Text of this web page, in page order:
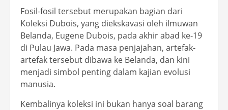
Fosil-fosil tersebut merupakan bagian dari
Koleksi Dubois, yang diekskavasi oleh ilmuwan
Belanda, Eugene Dubois, pada akhir abad ke-19
di Pulau Jawa. Pada masa penjajahan, artefak-
artefak tersebut dibawa ke Belanda, dan kini
menjadi simbol penting dalam kajian evolusi
manusia.
Kembalinya koleksi ini bukan hanya soal barang